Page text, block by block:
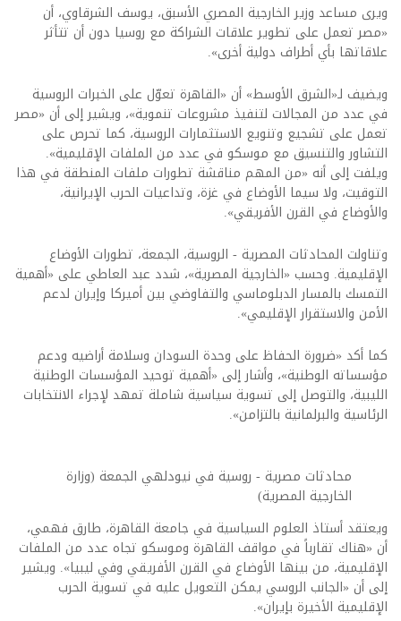
ويرى مساعد وزير الخارجية المصري الأسبق، يوسف الشرقاوي، أن
«مصر تعمل على تطوير علاقات الشراكة مع روسيا دون أن تتأثر
علاقاتها بأي أطراف دولية أخرى».
ويضيف لـ«الشرق الأوسط» أن «القاهرة تعوّل على الخبرات الروسية
في عدد من المجالات لتنفيذ مشروعات تنموية»، ويشير إلى أن «مصر
تعمل على تشجيع وتنويع الاستثمارات الروسية، كما تحرص على
التشاور والتنسيق مع موسكو في عدد من الملفات الإقليمية».
ويلفت إلى أنه «من المهم مناقشة تطورات ملفات المنطقة في هذا
التوقيت، ولا سيما الأوضاع في غزة، وتداعيات الحرب الإيرانية،
والأوضاع في القرن الأفريقي».
وتناولت المحادثات المصرية - الروسية، الجمعة، تطورات الأوضاع
الإقليمية. وحسب «الخارجية المصرية»، شدد عبد العاطي على «أهمية
التمسك بالمسار الدبلوماسي والتفاوضي بين أميركا وإيران لدعم
الأمن والاستقرار الإقليمي».
كما أكد «ضرورة الحفاظ على وحدة السودان وسلامة أراضيه ودعم
مؤسساته الوطنية»، وأشار إلى «أهمية توحيد المؤسسات الوطنية
الليبية، والتوصل إلى تسوية سياسية شاملة تمهد لإجراء الانتخابات
الرئاسية والبرلمانية بالتزامن».
محادثات مصرية - روسية في نيودلهي الجمعة (وزارة
الخارجية المصرية)
ويعتقد أستاذ العلوم السياسية في جامعة القاهرة، طارق فهمي،
أن «هناك تقارباً في مواقف القاهرة وموسكو تجاه عدد من الملفات
الإقليمية، من بينها الأوضاع في القرن الأفريقي وفي ليبيا». ويشير
إلى أن «الجانب الروسي يمكن التعويل عليه في تسوية الحرب
الإقليمية الأخيرة بإيران».